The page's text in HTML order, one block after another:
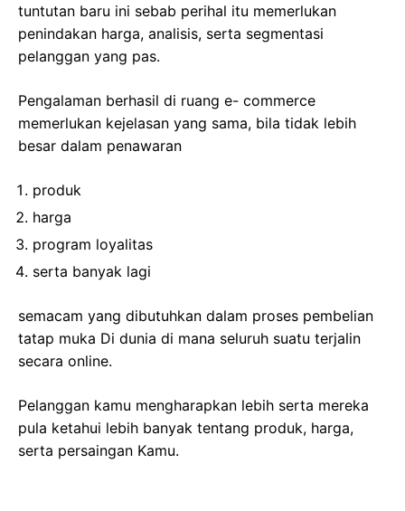
tuntutan baru ini sebab perihal itu memerlukan
penindakan harga, analisis, serta segmentasi
pelanggan yang pas.
Pengalaman berhasil di ruang e- commerce
memerlukan kejelasan yang sama, bila tidak lebih
besar dalam penawaran
produk
harga
program loyalitas
serta banyak lagi
semacam yang dibutuhkan dalam proses pembelian
tatap muka Di dunia di mana seluruh suatu terjalin
secara online.
Pelanggan kamu mengharapkan lebih serta mereka
pula ketahui lebih banyak tentang produk, harga,
serta persaingan Kamu.